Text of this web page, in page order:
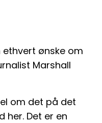
ønske om
Marshall
om det på det
her. Det er en